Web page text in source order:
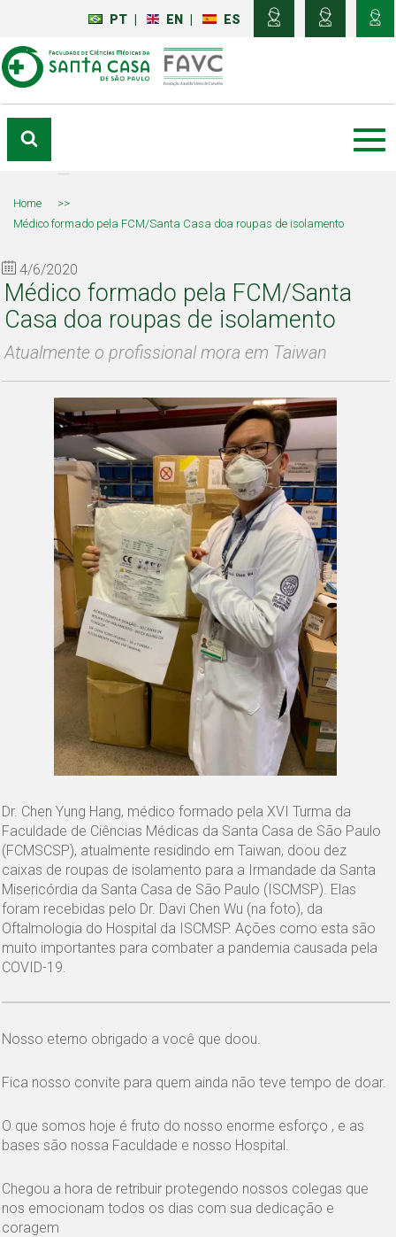
PT EN ES
Home
>>
Médico formado pela FCM/Santa Casa doa roupas de isolamento
4/6/2020
Médico formado pela FCM/Santa
Casa doa roupas de isolamento
Atualmente o profissional mora em Taiwan
Dr. Chen Yung Hang, médico formado pela XVI Turma da
Faculdade de Ciências Médicas da Santa Casa de São Paulo
(FCMSCSP), atualmente residindo em Taiwan, doou dez
caixas de roupas de isolamento para a Irmandade da Santa
Misericórdia da Santa Casa de São Paulo (ISCMSP). Elas
foram recebidas pelo Dr. Davi Chen Wu (na foto), da
Oftalmologia do Hospital da ISCMSP. Ações como esta são
muito importantes para combater a pandemia causada pela
COVID-19.
Nosso eterno obrigado a você que doou.
Fica nosso convite para quem ainda não teve tempo de doar.
O que somos hoje é fruto do nosso enorme esforço , e as
bases são nossa Faculdade e nosso Hospital.
Chegou a hora de retribuir protegendo nossos colegas que
nos emocionam todos os dias com sua dedicação e
coragem